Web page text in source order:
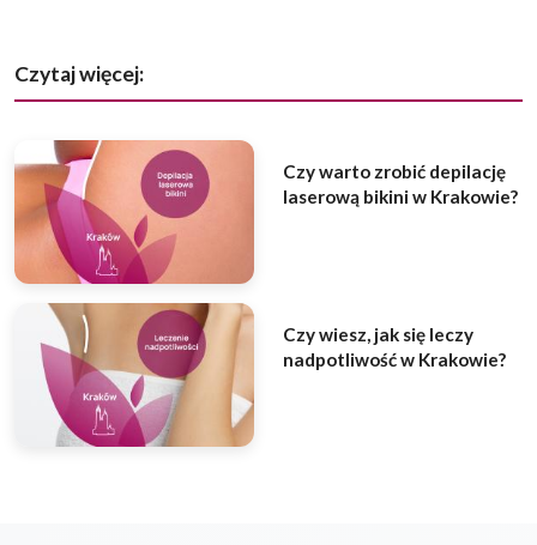
Czytaj więcej:
Czy warto zrobić depilację
laserową bikini w Krakowie?
Czy wiesz, jak się leczy
nadpotliwość w Krakowie?